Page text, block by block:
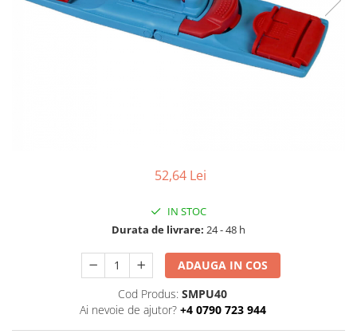
52,64 Lei
IN STOC
Durata de livrare: 24 - 48 h
ADAUGA IN COS
Cod Produs: SMPU40
Ai nevoie de ajutor? +4 0790 723 944